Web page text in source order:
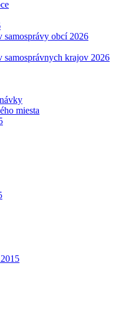
obcí 2026
krajov 2026
miesta